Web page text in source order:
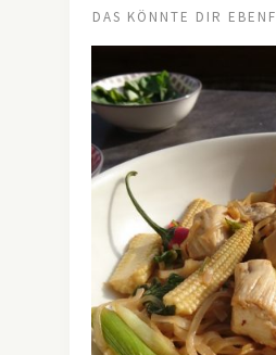
DAS KÖNNTE DIR